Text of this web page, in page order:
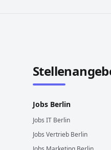
Jobs Berlin
Jobs IT Berlin
Jobs Vertrieb Berlin